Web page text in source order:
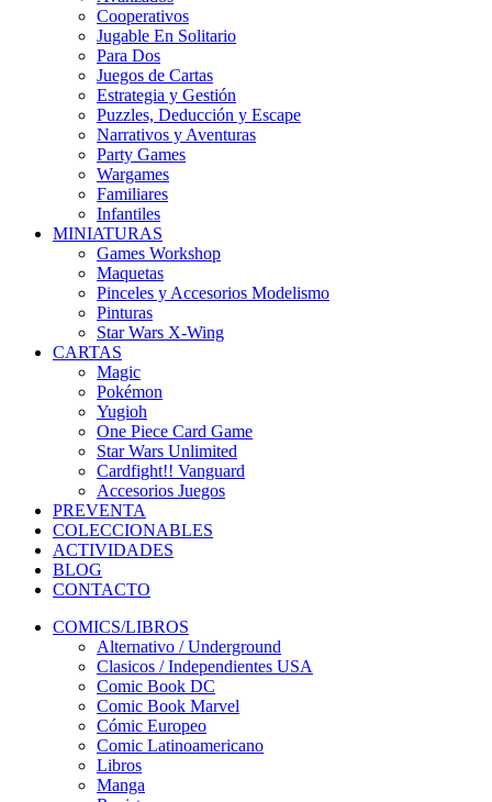
Cooperativos
Jugable En Solitario
Para Dos
Juegos de Cartas
Estrategia y Gestión
Puzzles, Deducción y Escape
Narrativos y Aventuras
Party Games
Wargames
Familiares
Infantiles
MINIATURAS
Games Workshop
Maquetas
Pinceles y Accesorios Modelismo
Pinturas
Star Wars X-Wing
CARTAS
Magic
Pokémon
Yugioh
One Piece Card Game
Star Wars Unlimited
Cardfight!! Vanguard
Accesorios Juegos
PREVENTA
COLECCIONABLES
ACTIVIDADES
BLOG
CONTACTO
COMICS/LIBROS
Alternativo / Underground
Clasicos / Independientes USA
Comic Book DC
Comic Book Marvel
Cómic Europeo
Comic Latinoamericano
Libros
Manga